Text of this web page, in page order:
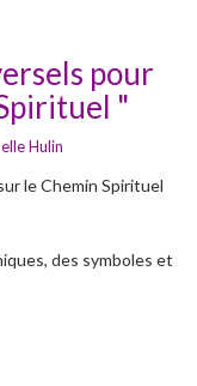
pour
"
Hulin
le Chemin Spirituel
des symboles et